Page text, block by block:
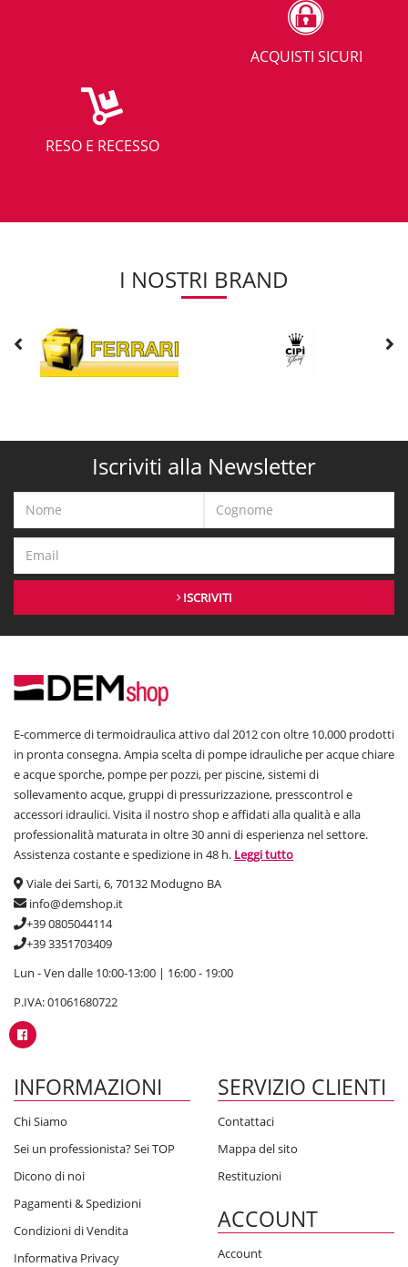
ACQUISTI SICURI
RESO E RECESSO
I NOSTRI BRAND
Iscriviti alla Newsletter
ISCRIVITI
E-commerce di termoidraulica attivo dal 2012 con oltre 10.000 prodotti
in pronta consegna. Ampia scelta di pompe idrauliche per acque chiare
e acque sporche, pompe per pozzi, per piscine, sistemi di
sollevamento acque, gruppi di pressurizzazione, presscontrol e
accessori idraulici. Visita il nostro shop e affidati alla qualità e alla
professionalità maturata in oltre 30 anni di esperienza nel settore.
Assistenza costante e spedizione in 48 h. Leggi tutto
Viale dei Sarti, 6, 70132 Modugno BA
info@demshop.it
+39 0805044114
+39 3351703409
Lun - Ven dalle 10:00-13:00 | 16:00 - 19:00
P.IVA: 01061680722
INFORMAZIONI
Chi Siamo
Sei un professionista? Sei TOP
Dicono di noi
Pagamenti & Spedizioni
Condizioni di Vendita
Informativa Privacy
SERVIZIO CLIENTI
Contattaci
Mappa del sito
Restituzioni
ACCOUNT
Account